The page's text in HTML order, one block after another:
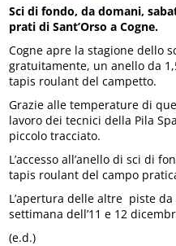
Sci di fondo, da domani,
prati di Sant’Orso a Cogne.
Cogne apre la stagione dello
gratuitamente, un anello da
tapis roulant del campetto.
Grazie alle temperature di
lavoro dei tecnici della Pila
piccolo tracciato.
L’accesso all’anello di sci di
tapis roulant del campo
L’apertura delle altre piste
settimana dell’11 e 12
(e.d.)